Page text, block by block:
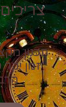
תכנון
זמן